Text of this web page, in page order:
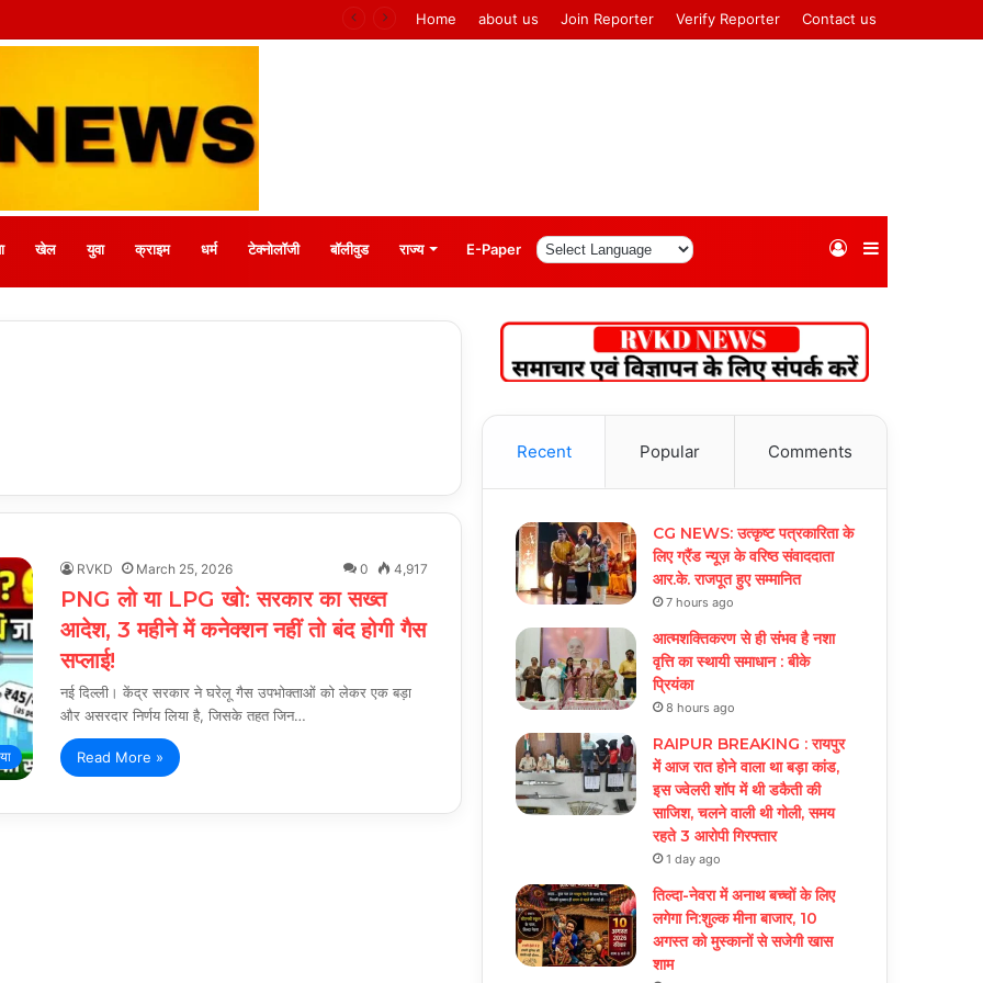
Home about us Join Reporter Verify Reporter Contact us
खेल युवा क्राइम धर्म टेक्नोलॉजी बॉलीवुड राज्य E-Paper Sidebar
Log
RVKD March 25, 2026 0 4,917
PNG लो या LPG खो: सरकार का सख्त
आदेश, 3 महीने में कनेक्शन नहीं तो बंद होगी गैस
सप्लाई!
नई दिल्ली। केंद्र सरकार ने घरेलू गैस उपभोक्ताओं को लेकर एक बड़ा
और असरदार निर्णय लिया है, जिसके तहत जिन…
Read More »
Recent Popular Comments
CG NEWS: उत्कृष्ट पत्रकारिता के
लिए ग्रैंड न्यूज़ के वरिष्ठ संवाददाता
आर.के. राजपूत हुए सम्मानित
7 hours ago
आत्मशक्तिकरण से ही संभव है नशा
वृत्ति का स्थायी समाधान : बीके
प्रियंका
8 hours ago
RAIPUR BREAKING : रायपुर
में आज रात होने वाला था बड़ा कांड,
इस ज्वेलरी शॉप में थी डकैती की
साजिश, चलने वाली थी गोली, समय
रहते 3 आरोपी गिरफ्तार
1 day ago
तिल्दा-नेवरा में अनाथ बच्चों के लिए
लगेगा नि:शुल्क मीना बाजार, 10
अगस्त को मुस्कानों से सजेगी खास
शाम